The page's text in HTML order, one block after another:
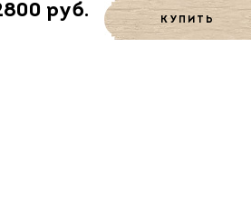
руб. КУПИТЬ